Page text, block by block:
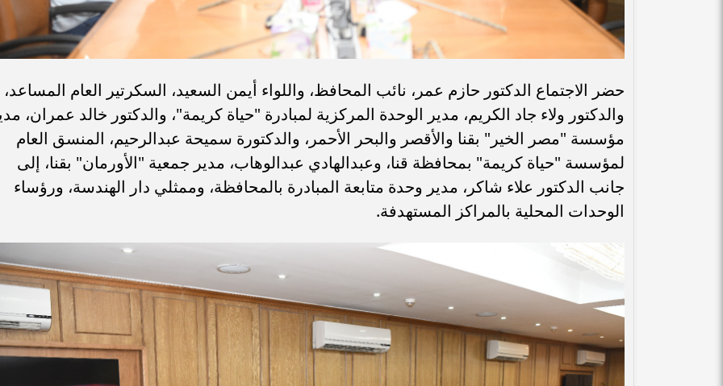
حضر الاجتماع الدكتور حازم عمر، نائب المحافظ، واللواء أيمن السعيد، السكرتير العام المساعد،
والدكتور ولاء جاد الكريم، مدير الوحدة المركزية لمبادرة "حياة كريمة"، والدكتور خالد عمران،
مؤسسة "مصر الخير" بقنا والأقصر والبحر الأحمر، والدكتورة سميحة عبدالرحيم، المنسق العام
لمؤسسة "حياة كريمة" بمحافظة قنا، وعبدالهادي عبدالوهاب، مدير جمعية "الأورمان" بقنا، إلى
جانب الدكتور علاء شاكر، مدير وحدة متابعة المبادرة بالمحافظة، وممثلي دار الهندسة، ورؤساء
الوحدات المحلية بالمراكز المستهدفة.